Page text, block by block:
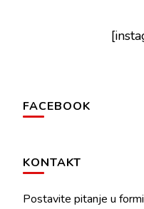
FACEBOOK
KONTAKT
Postavite pitanje u